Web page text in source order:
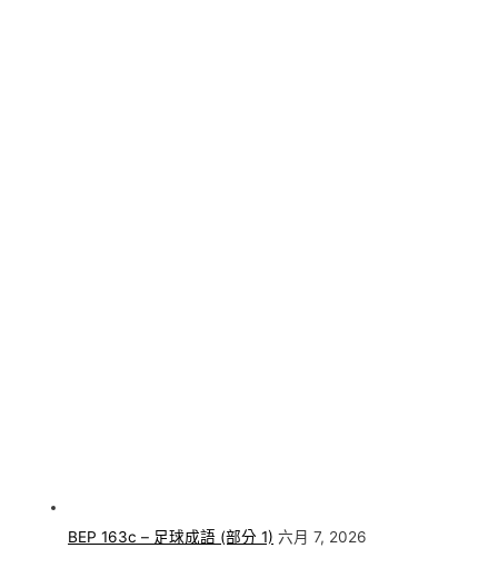
BEP 163c – 足球成語 (部分 1) 六月 7, 2026